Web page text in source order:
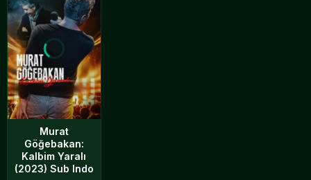
Murat
Göğebakan:
Kalbim Yaralı
(2023) Sub Indo